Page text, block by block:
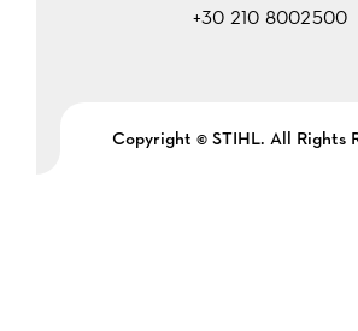
+30 210 8002500
Copyright © STIHL. All Rights